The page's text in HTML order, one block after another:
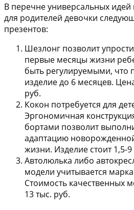
В перечне универсальных
для родителей девочки
презентов:
Шезлонг позволит
первые месяцы жизни
быть регулируемыми, что
изделие до 6 месяцев.
руб.
Кокон потребуется для
Эргономичная
бортами позволит
адаптацию
жизни. Изделие стоит 1,5-9
Автолюлька либо
модели учитывается
Стоимость качественных
13 тыс. руб.